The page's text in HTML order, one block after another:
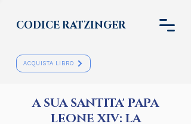
CODICE RATZINGER
ACQUISTA LIBRO
A SUA SANTITA' PAPA
LEONE XIV: LA